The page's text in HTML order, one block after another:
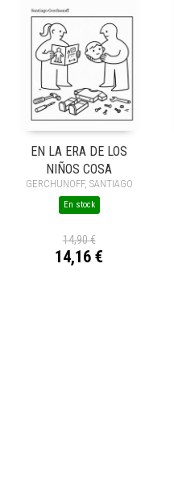
EN LA ERA DE LOS
NIÑOS COSA
GERCHUNOFF, SANTIAGO
En stock
14,90 €
14,16 €